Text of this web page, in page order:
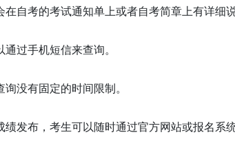
在自考的考试通知单上或者自考简章上有详细
通过手机短信来查询。
询没有固定的时间限制。
绩发布，考生可以随时通过官方网站或报名系